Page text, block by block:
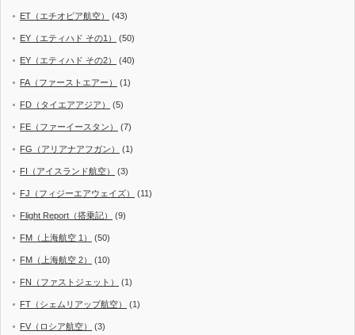
ET（エチオピア航空） (43)
EY（エティハド その1） (50)
EY（エティハド その2） (40)
FA（ファーストエアー） (1)
FD（タイエアアジア） (5)
FE（ファーイースタン） (7)
FG（アリアナアフガン） (1)
FI（アイスランド航空） (3)
FJ（フィジーエアウェイズ） (11)
Flight Report（搭乗記） (9)
FM（上海航空 1） (50)
FM（上海航空 2） (10)
FN（ファストジェット） (1)
FT（シェムリアップ航空） (1)
FV（ロシア航空） (3)